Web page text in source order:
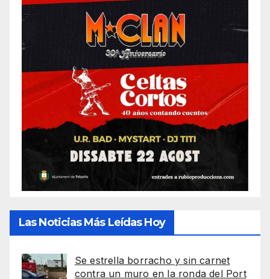
Las Noticias Más Leídas Hoy
Se estrella borracho y sin carnet
contra un muro en la ronda del Port